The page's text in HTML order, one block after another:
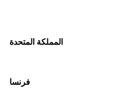
المملكة المتحدة
فرنسا